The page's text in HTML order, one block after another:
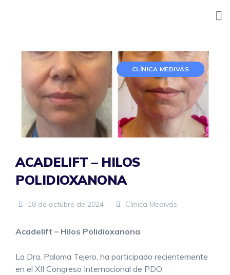
CLÍNICA MEDIVÁS
ACADELIFT – HILOS
POLIDIOXANONA
18 de octubre de 2024 Clínica Medivás
Acadelift – Hilos Polidioxanona
La Dra. Paloma Tejero, ha participado recientemente
en el XII Congreso Internacional de PDO